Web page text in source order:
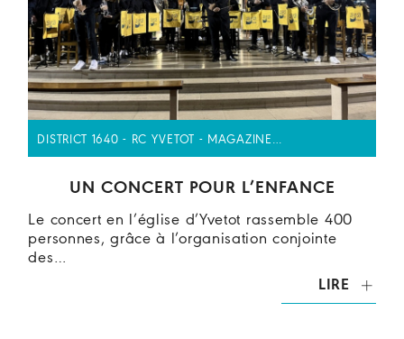
DISTRICT 1640 - RC YVETOT - MAGAZINE…
UN CONCERT POUR L’ENFANCE
Le concert en l’église d’Yvetot rassemble 400
personnes, grâce à l’organisation conjointe
des…
LIRE